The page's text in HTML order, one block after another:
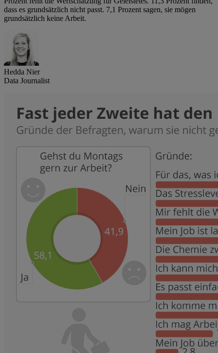
dass es grundsätzlich nicht passt. 7,1 Prozent sagen, sie mögen
grundsätzlich keine Arbeit.
Hedda Nier
Data Journalist